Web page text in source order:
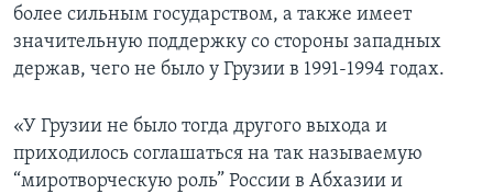
более сильным государством, а также имеет
значительную поддержку со стороны западных
держав, чего не было у Грузии в 1991-1994 годах.
«У Грузии не было тогда другого выхода и
приходилось соглашаться на так называемую
“миротворческую роль” России в Абхазии и